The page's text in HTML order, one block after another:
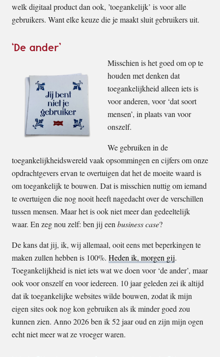
welk digitaal product dan ook, ’toegankelijk’ is voor alle
gebruikers. Want elke keuze die je maakt sluit gebruikers uit.
‘De ander’
Misschien is het goed om op te
houden met denken dat
toegankelijkheid alleen iets is
voor anderen, voor ‘dat soort
mensen’, in plaats van voor
onszelf.
We gebruiken in de
toegankelijkheidswereld vaak opsommingen en cijfers om onze
opdrachtgevers ervan te overtuigen dat het de moeite waard is
om toegankelijk te bouwen. Dat is misschien nuttig om iemand
te overtuigen die nog nooit heeft nagedacht over de verschillen
tussen mensen. Maar het is ook niet meer dan gedeeltelijk
waar. En zeg nou zelf: ben jij een business case?
De kans dat jij, ik, wij allemaal, ooit eens met beperkingen te
maken zullen hebben is 100%. Heden ik, morgen gij.
Toegankelijkheid is niet iets wat we doen voor ‘de ander’, maar
ook voor onszelf en voor iedereen. 10 jaar geleden zei ik altijd
dat ik toegankelijke websites wilde bouwen, zodat ik mijn
eigen sites ook nog kon gebruiken als ik minder goed zou
kunnen zien. Anno 2026 ben ik 52 jaar oud en zijn mijn ogen
echt niet meer wat ze vroeger waren.